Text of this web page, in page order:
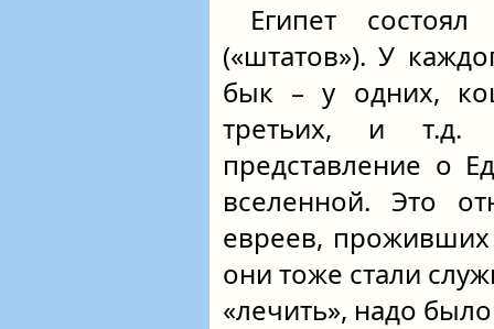
Египет
(«штатов»). У
бык – у одних,
третьих, и т.д.
представление о
вселенной. Это
евреев, проживших
они тоже стали
«лечить», надо